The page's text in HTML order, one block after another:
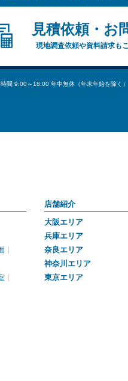
見積依頼・お
現地調査依頼や資料請求も
間 9:00～18:00 年中無休（年末年始を除く）
店舗紹介
大阪エリア
兵庫エリア
奈良エリア
神奈川エリア
東京エリア